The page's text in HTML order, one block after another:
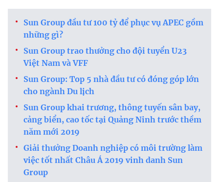
Sun Group đầu tư 100 tỷ để phục vụ APEC gồm
những gì?
Sun Group trao thưởng cho đội tuyển U23
Việt Nam và VFF
Sun Group: Top 5 nhà đầu tư có đóng góp lớn
cho ngành Du lịch
Sun Group khai trương, thông tuyến sân bay,
cảng biển, cao tốc tại Quảng Ninh trước thềm
năm mới 2019
Giải thưởng Doanh nghiệp có môi trường làm
việc tốt nhất Châu Á 2019 vinh danh Sun
Group